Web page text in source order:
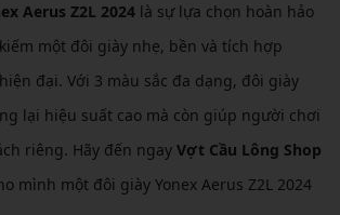
Aerus Z2L 2024 là sự lựa chọn hoàn hảo
một đôi giày nhẹ, bền và tích hợp
đại. Với 3 màu sắc đa dạng, đôi giày
lại hiệu suất cao mà còn giúp người chơi
riêng. Hãy đến ngay Vợt Cầu Lông Shop
mình một đôi giày Yonex Aerus Z2L 2024